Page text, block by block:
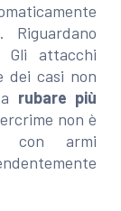
Riguardano
attacchi
dei casi non
rubare più
non è
con armi